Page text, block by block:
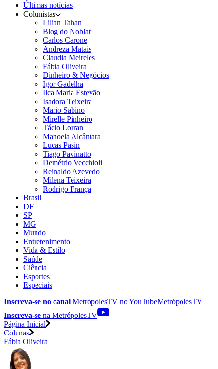
Últimas notícias
Colunistas
Lilian Tahan
Blog do Noblat
Carlos Carone
Andreza Matais
Claudia Meireles
Fábia Oliveira
Dinheiro & Negócios
Igor Gadelha
Ilca Maria Estevão
Isadora Teixeira
Mario Sabino
Mirelle Pinheiro
Tácio Lorran
Manoela Alcântara
Lucas Pasin
Tiago Pavinatto
Demétrio Vecchioli
Reinaldo Azevedo
Milena Teixeira
Rodrigo França
Brasil
DF
SP
MG
Mundo
Entretenimento
Vida & Estilo
Saúde
Ciência
Esportes
Especiais
Inscreva-se no canal MetrópolesTV noYouTubeMetrópolesTV
Inscreva-se na MetrópolesTV
Página Inicial
Colunas
Fábia Oliveira